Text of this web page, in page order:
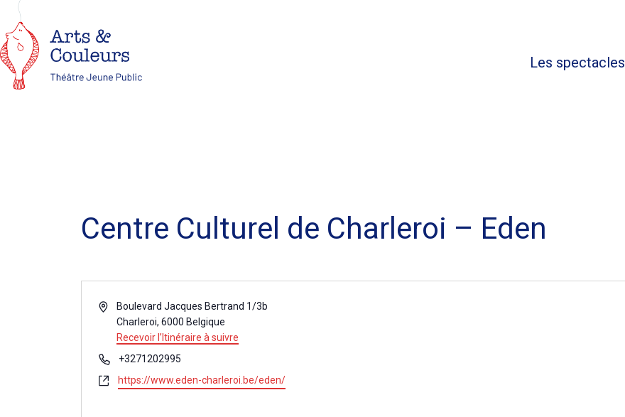
Les
Centre Culturel de Charleroi – Eden
AdresseBoulevard Jacques Bertrand 1/3b
Charleroi, 6000 Belgique
Recevoir l’Itinéraire à suivre
Téléphone
+3271202995
Site
https://www.eden-charleroi.be/eden/